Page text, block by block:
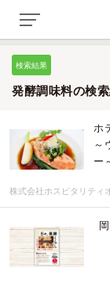
検索結果
発酵調味料の検
ホ
～
ー
株式会社ホスピタリティ